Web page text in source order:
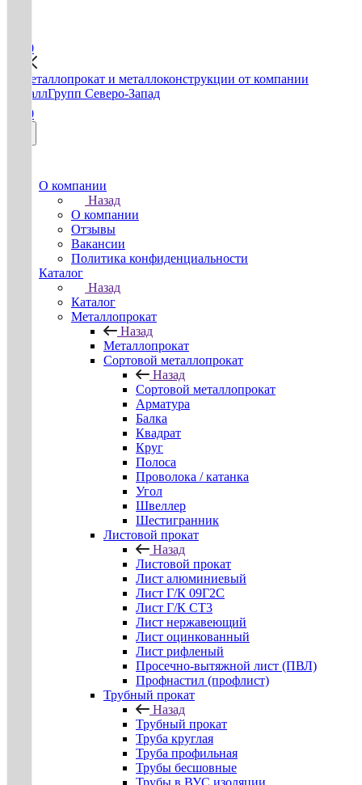
0
0
О компании
Назад
О компании
Отзывы
Вакансии
Политика конфиденциальности
Каталог
Назад
Каталог
Металлопрокат
Назад
Металлопрокат
Сортовой металлопрокат
Назад
Сортовой металлопрокат
Арматура
Балка
Квадрат
Круг
Полоса
Проволока / катанка
Угол
Швеллер
Шестигранник
Листовой прокат
Назад
Листовой прокат
Лист алюминиевый
Лист Г/К 09Г2С
Лист Г/К СТ3
Лист нержавеющий
Лист оцинкованный
Лист рифленый
Просечно-вытяжной лист (ПВЛ)
Профнастил (профлист)
Трубный прокат
Назад
Трубный прокат
Труба круглая
Труба профильная
Трубы бесшовные
Трубы в ВУС изоляции